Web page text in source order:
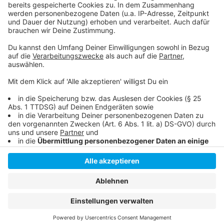
So berichtet die DEG
Anzeige
Anzeige